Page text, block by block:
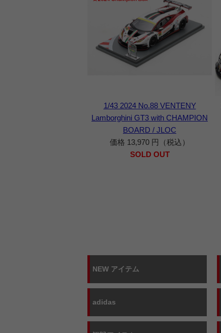
1/43 2024 No.88 VENTENY
Lamborghini GT3 with CHAMPION
BOARD / JLOC
価格 13,970 円（税込）
SOLD OUT
NEW アイテム
adidas